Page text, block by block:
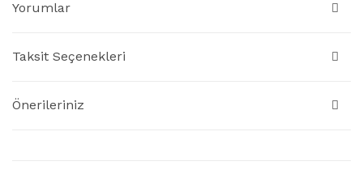
Yorumlar
Taksit Seçenekleri
Önerileriniz